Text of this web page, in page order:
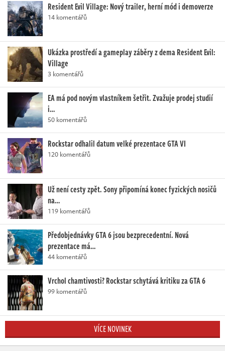
Resident Evil Village: Nový trailer, herní mód i demoverze
14 komentářů
Ukázka prostředí a gameplay záběry z dema Resident Evil:
Village
3 komentářů
EA má pod novým vlastníkem šetřit. Zvažuje prodej studií
i…
50 komentářů
Rockstar odhalil datum velké prezentace GTA VI
120 komentářů
Už není cesty zpět. Sony připomíná konec fyzických nosičů
na…
119 komentářů
Předobjednávky GTA 6 jsou bezprecedentní. Nová
prezentace má…
44 komentářů
Vrchol chamtivosti? Rockstar schytává kritiku za GTA 6
99 komentářů
VÍCE NOVINEK